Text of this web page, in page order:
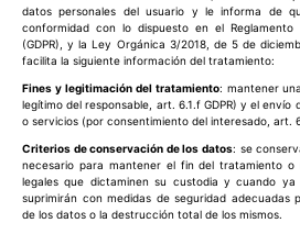
datos personales del usuario y le informa de
conformidad con lo dispuesto en el
(GDPR), y la Ley Orgánica 3/2018, de 5 de
facilita la siguiente información del tratamiento:
Fines y legitimación del tratamiento: mantener
legítimo del responsable, art. 6.1.f GDPR) y el
o servicios (por consentimiento del interesado, art.
Criterios de conservación de los datos: se
necesario para mantener el fin del tratamiento o
legales que dictaminen su custodia y cuando
suprimirán con medidas de seguridad adecuadas
de los datos o la destrucción total de los mismos.